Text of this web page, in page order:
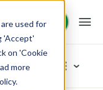
used for
'Accept'
on 'Cookie
more
.
Demo anfragen
Demo anfragen